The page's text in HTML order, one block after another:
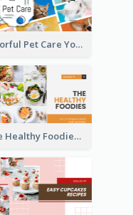
Colorful Pet Care YouTube Thumbnail
The Healthy Foodies YouTube Thumbnail